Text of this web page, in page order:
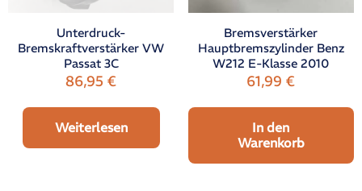
Unterdruck-
Bremskraftverstärker VW
Passat 3C
86,95€
Weiterlesen
Bremsverstärker
Hauptbremszylinder Benz
W212 E-Klasse 2010
61,99€
In den
Warenkorb